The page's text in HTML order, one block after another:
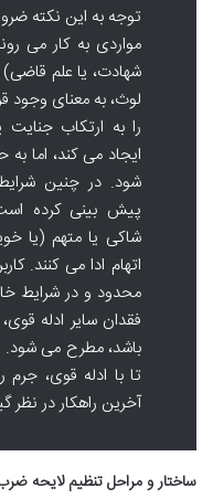
توجه به این نکته
مواردی به کار می
شهادت، یا علم
لوث، به معنای وجود
را به ارتکاب
ایجاد می کند، اما
شود. در چنین
پیش بینی کرده
شاکی یا متهم (یا
اتهام ادا می کنند.
محدود و در شرایط
فقدان سایر ادله
باشد، مطرح می شود.
تا با ادله قوی، جرم
آخرین راهکار در نظر
ساختار و مراحل تنظیم لایحه